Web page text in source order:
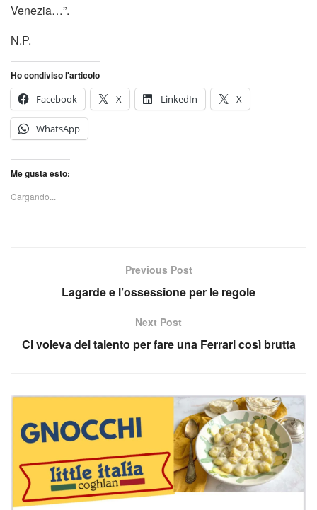
Venezia…”.
N.P.
Ho condiviso l'articolo
Facebook
X LinkedIn X
WhatsApp
Me gusta esto:
Cargando...
Previous Post
Lagarde e l’ossessione per le regole
Next Post
Ci voleva del talento per fare una Ferrari così brutta